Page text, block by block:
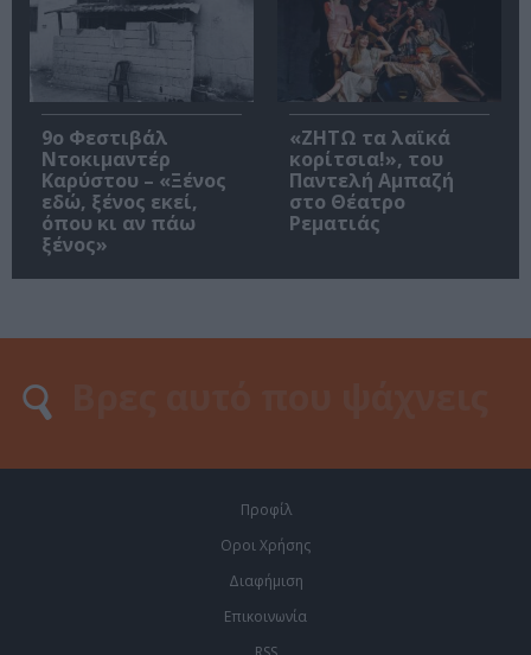
9ο Φεστιβάλ
Ντοκιμαντέρ
Καρύστου – «Ξένος
εδώ, ξένος εκεί,
όπου κι αν πάω
ξένος»
«ΖΗΤΩ τα λαϊκά
κορίτσια!», του
Παντελή Αμπαζή
στο Θέατρο
Ρεματιάς
Προφίλ
Οροι Χρήσης
Διαφήμιση
Επικοινωνία